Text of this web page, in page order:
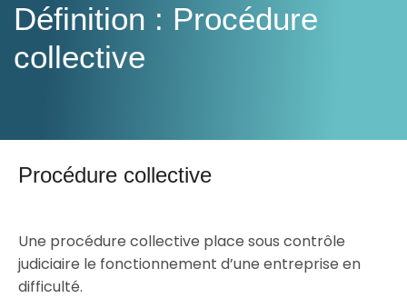
Vos enjeux
Notre groupe
Ressources
Définition : Procédure
collective
Procédure collective
Une procédure collective place sous contrôle
judiciaire le fonctionnement d’une entreprise en
difficulté.